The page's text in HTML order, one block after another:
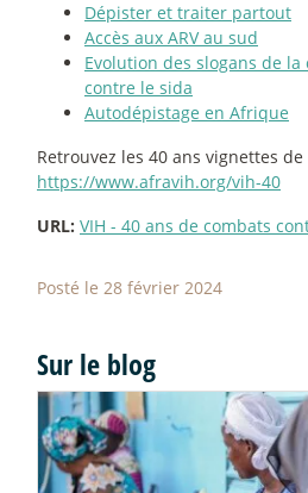
Dépister et traiter partout
Accès aux ARV au sud
Evolution des slogans de
contre le sida
Autodépistage en Afrique
Retrouvez les 40 ans vignettes
https://www.afravih.org/vih-40
URL: VIH - 40 ans de combats
Posté le 28 février 2024
Sur le blog